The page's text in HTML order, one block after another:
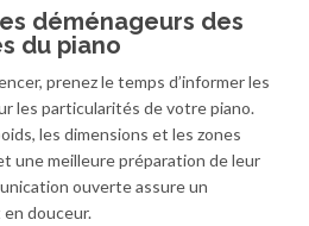
déménageurs des
du piano
prenez le temps d’informer les
les particularités de votre piano.
les dimensions et les zones
une meilleure préparation de leur
ouverte assure un
douceur.